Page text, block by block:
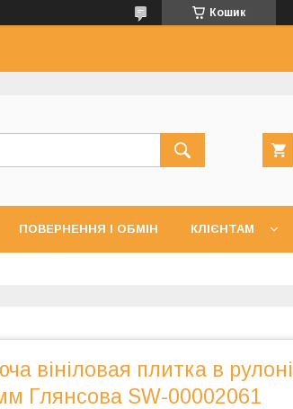
Кошик
ПОВЕРНЕННЯ І ОБМІН КЛІЄНТАМ
вініловая плитка в рулоні
Глянсова SW-00002061